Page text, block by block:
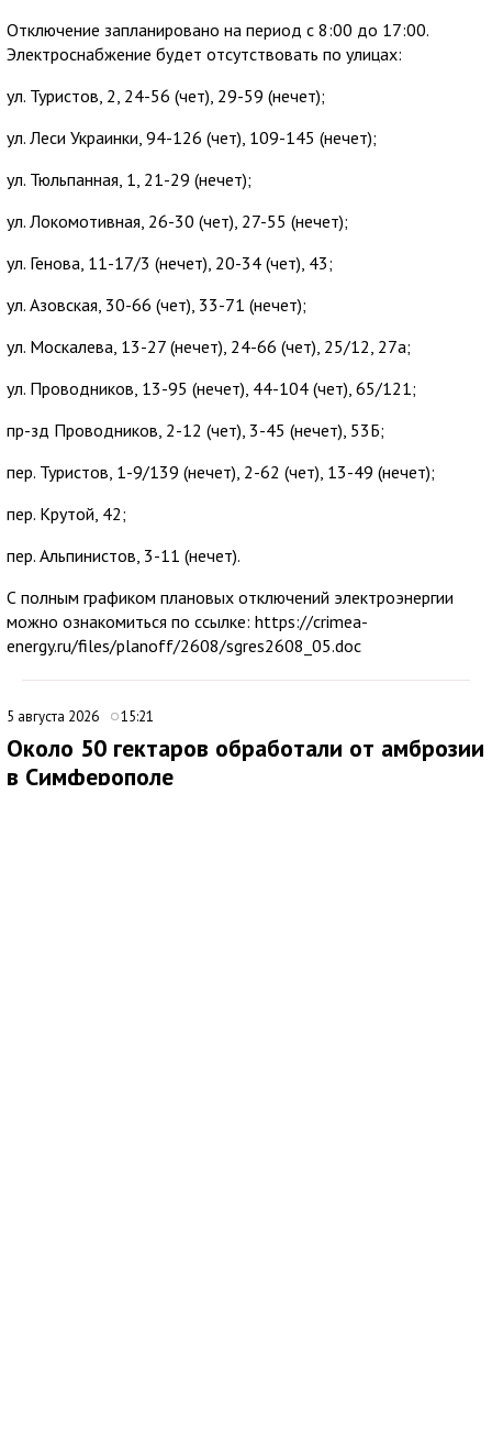
Отключение запланировано на период с 8:00 до 17:00.
Электроснабжение будет отсутствовать по улицах:
ул. Туристов, 2, 24-56 (чет), 29-59 (нечет);
ул. Леси Украинки, 94-126 (чет), 109-145 (нечет);
ул. Тюльпанная, 1, 21-29 (нечет);
ул. Локомотивная, 26-30 (чет), 27-55 (нечет);
ул. Генова, 11-17/3 (нечет), 20-34 (чет), 43;
ул. Азовская, 30-66 (чет), 33-71 (нечет);
ул. Москалева, 13-27 (нечет), 24-66 (чет), 25/12, 27а;
ул. Проводников, 13-95 (нечет), 44-104 (чет), 65/121;
пр-зд Проводников, 2-12 (чет), 3-45 (нечет), 53Б;
пер. Туристов, 1-9/139 (нечет), 2-62 (чет), 13-49 (нечет);
пер. Крутой, 42;
пер. Альпинистов, 3-11 (нечет).
С полным графиком плановых отключений электроэнергии
можно ознакомиться по ссылке: https://crimea-
energy.ru/files/planoff/2608/sgres2608_05.doc
5 августа 2026 15:21
Около 50 гектаров обработали от амброзии
в Симферополе